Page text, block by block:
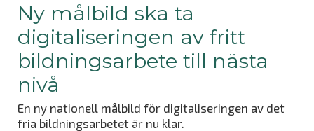
Ny målbild ska ta
digitaliseringen av fritt
bildningsarbete till nästa
nivå
En ny nationell målbild för digitaliseringen av det
fria bildningsarbetet är nu klar.